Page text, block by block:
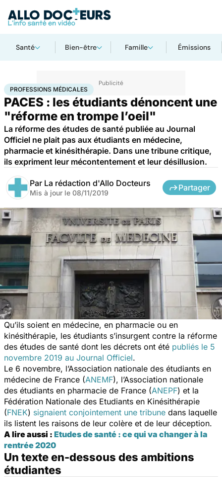
Santé Bien-être Famille Émissions
AccueilSantéProfessions médicales
PROFESSIONS MÉDICALES
PACES : les étudiants dénoncent une
"réforme en trompe l’oeil"
La réforme des études de santé publiée au Journal
Officiel ne plait pas aux étudiants en médecine,
pharmacie et kinésithérapie. Dans une tribune critique,
ils expriment leur mécontentement et leur désillusion.
Par La rédaction d'Allo Docteurs
Mis à jour le 08/11/2019
Partager
Qu’ils soient en médecine, en pharmacie ou en
kinésithérapie, les étudiants s’insurgent contre la réforme
des études de santé dont les décrets ont été publiés le 5
novembre 2019 au Journal Officiel.
Le 6 novembre, l’Association nationale des étudiants en
médecine de France (ANEMF), l’Association nationale
des étudiants en pharmacie de France (ANEPF) et la
Fédération Nationale des Etudiants en Kinésithérapie
(FNEK) signaient conjointement une tribune dans laquelle
ils listent les raisons de leur colère et de leur déception.
A lire aussi : Etudes de santé : ce qui va changer à la
rentrée 2020
Un texte en-dessous des ambitions
étudiantes